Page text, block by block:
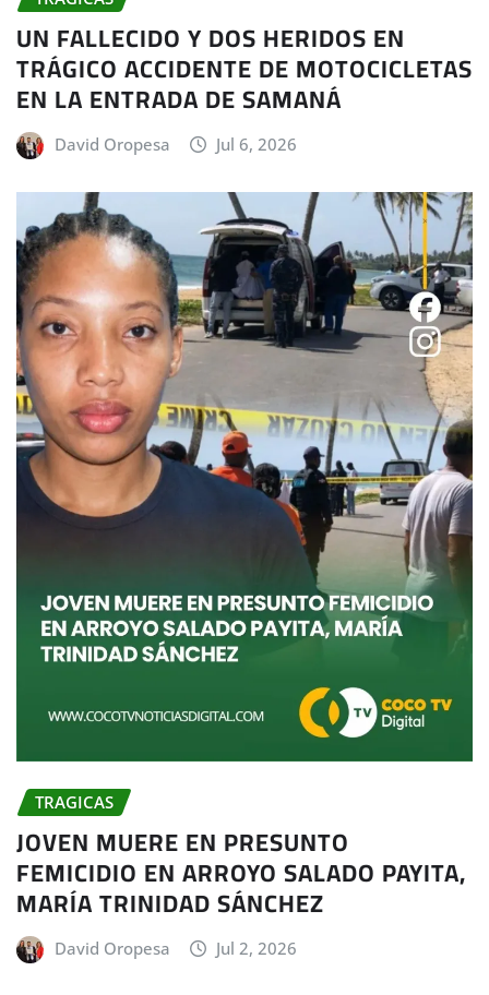
UN FALLECIDO Y DOS HERIDOS EN
TRÁGICO ACCIDENTE DE MOTOCICLETAS
EN LA ENTRADA DE SAMANÁ
David Oropesa Jul 6, 2026
TRAGICAS
JOVEN MUERE EN PRESUNTO
FEMICIDIO EN ARROYO SALADO PAYITA,
MARÍA TRINIDAD SÁNCHEZ
David Oropesa Jul 2, 2026